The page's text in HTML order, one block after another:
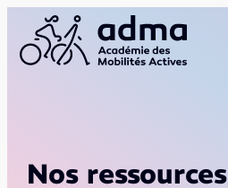
Nos ressources